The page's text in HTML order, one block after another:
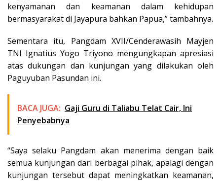
kenyamanan dan keamanan dalam kehidupan
bermasyarakat di Jayapura bahkan Papua,” tambahnya.
Sementara itu, Pangdam XVII/Cenderawasih Mayjen
TNI Ignatius Yogo Triyono mengungkapan apresiasi
atas dukungan dan kunjungan yang dilakukan oleh
Paguyuban Pasundan ini.
BACA JUGA: Gaji Guru di Taliabu Telat Cair, Ini
Penyebabnya
“Saya selaku Pangdam akan menerima dengan baik
semua kunjungan dari berbagai pihak, apalagi dengan
kunjungan tersebut dapat meningkatkan keamanan,